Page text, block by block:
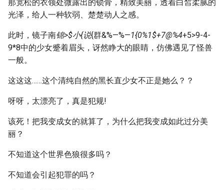
那宽松的衣领处微露出的锁骨，精致美丽，透着白皙柔腻的
光泽，给人一种软弱、楚楚动人之感。
此时，镜子南锦>$小{说{群&%—%—1{0%1$+7@%4+5>9-4-
9*8中的少女蹙着眉头，讶然睁大的眼睛，仿佛遇见了怪兽
一般。
这这这……这个清纯自然的黑长直少女不正是她么？？
呀呀，太漂亮了，真是犯规!
该死！把我变成女的就算了，为什么把我变成如此过分美
丽？
不知道这个世界色狼很多吗？
不知道会引起犯罪的吗？